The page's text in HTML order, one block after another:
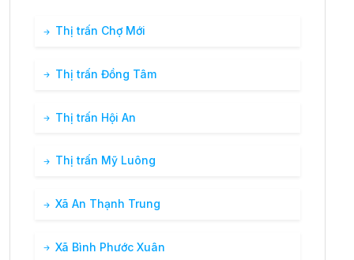
Thị trấn Chợ Mới
Thị trấn Đồng Tâm
Thị trấn Hội An
Thị trấn Mỹ Luông
Xã An Thạnh Trung
Xã Bình Phước Xuân